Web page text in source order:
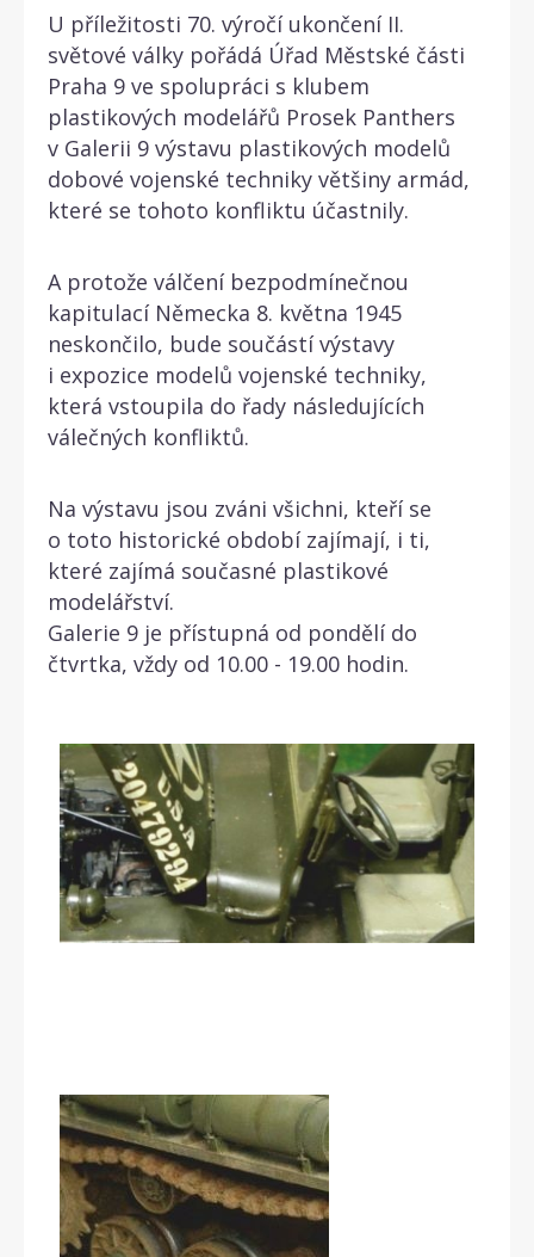
U příležitosti 70. výročí ukončení II.
světové války pořádá Úřad Městské části
Praha 9 ve spolupráci s klubem
plastikových modelářů Prosek Panthers
v Galerii 9 výstavu plastikových modelů
dobové vojenské techniky většiny armád,
které se tohoto konfliktu účastnily.
A protože válčení bezpodmínečnou
kapitulací Německa 8. května 1945
neskončilo, bude součástí výstavy
i expozice modelů vojenské techniky,
která vstoupila do řady následujících
válečných konfliktů.
Na výstavu jsou zváni všichni, kteří se
o toto historické období zajímají, i ti,
které zajímá současné plastikové
modelářství.
Galerie 9 je přístupná od pondělí do
čtvrtka, vždy od 10.00 - 19.00 hodin.